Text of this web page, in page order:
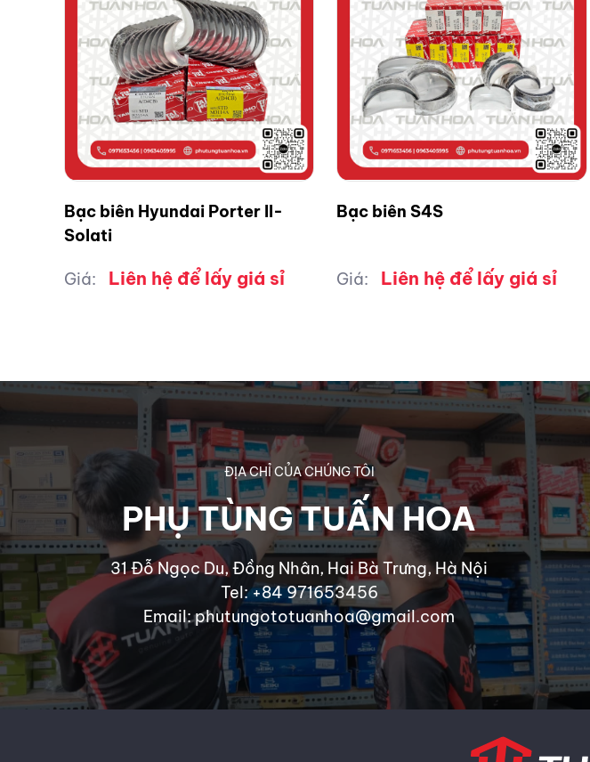
Bạc biên Hyundai Porter II-
Solati
Giá: Liên hệ để lấy giá sỉ
Bạc biên S4S
Giá: Liên hệ để lấy giá sỉ
ĐỊA CHỈ CỦA CHÚNG TÔI
PHỤ TÙNG TUẤN HOA
31 Đỗ Ngọc Du, Đồng Nhân, Hai Bà Trưng, Hà Nội
Tel: +84 971653456
Email: phutungototuanhoa@gmail.com